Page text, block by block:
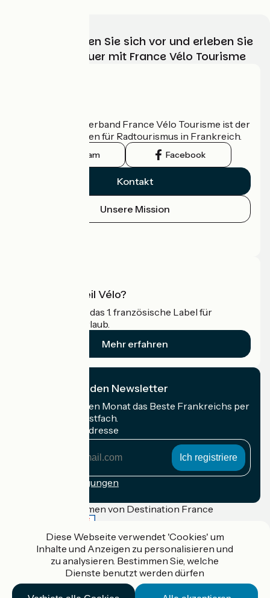
Wählen, bereiten Sie sich vor und erleben Sie
Ihr Radabenteuer mit France Vélo Tourisme
Der nationale Verband France Vélo Tourisme ist der
offizielle Leitfaden für Radtourismus in Frankreich.
Instagram Facebook
Kontakt
Unsere Mission
Was ist Accueil Vélo?
Accueil Vélo ist das 1. französische Label für
Radfahrer im Urlaub.
Mehr erfahren
Ich abonniere den Newsletter
Erhalten Sie jeden Monat das Beste Frankreichs per
Rad in Ihrem Postfach.
Meine E-Mail-Adresse
Anmeldebedingungen
Gefördert im Rahmen von Destination France
Accueil Vélo Pro
Rechtliche Informationen
Diese Webseite verwendet 'Cookies' um
Inhalte und Anzeigen zu personalisieren und
zu analysieren. Bestimmen Sie, welche
Dienste benutzt werden dürfen